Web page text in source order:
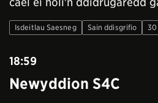
Isdeitlau Saesneg Sain ddisgrifio
18:59
Newyddion S4C